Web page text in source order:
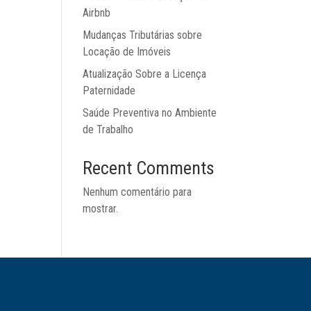
Airbnb
Mudanças Tributárias sobre
Locação de Imóveis
Atualização Sobre a Licença
Paternidade
Saúde Preventiva no Ambiente
de Trabalho
Recent Comments
Nenhum comentário para
mostrar.